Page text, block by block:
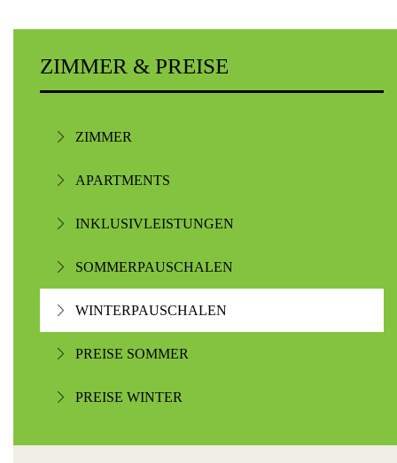
ZIMMER & PREISE
ZIMMER
APARTMENTS
INKLUSIVLEISTUNGEN
SOMMERPAUSCHALEN
WINTERPAUSCHALEN
PREISE SOMMER
PREISE WINTER